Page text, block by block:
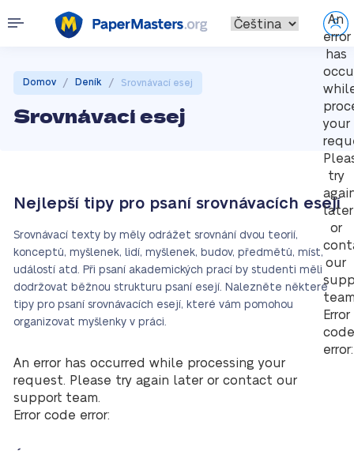
An
error
has
your
try
later
or
our
Error
code
error:
Domov / Deník / Srovnávací esej
Srovnávací esej
Nejlepší tipy pro psaní srovnávacích esejí
Srovnávací texty by měly odrážet srovnání dvou teorií,
konceptů, myšlenek, lidí, myšlenek, budov, předmětů, míst,
událostí atd. Při psaní akademických prací by studenti měli
dodržovat běžnou strukturu psaní esejí. Nalezněte některé
tipy pro psaní srovnávacích esejí, které vám pomohou
organizovat myšlenky v práci.
An error has occurred while processing your
request. Please try again later or contact our
support team.
Error code error: